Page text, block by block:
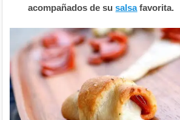
acompañados de susalsafavorita.